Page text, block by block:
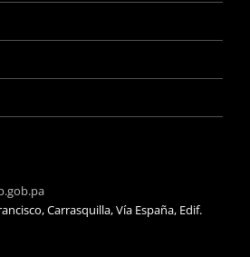
Carrasquilla, Vía España, Edif.